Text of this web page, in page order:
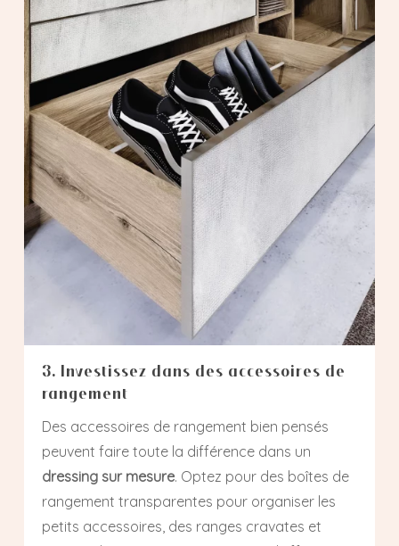
3. Investissez dans des accessoires de
rangement
Des accessoires de rangement bien pensés
peuvent faire toute la différence dans un
dressing sur mesure. Optez pour des boîtes de
rangement transparentes pour organiser les
petits accessoires, des ranges cravates et